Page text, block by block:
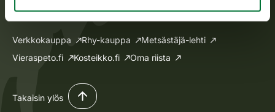
Verkkokauppa Rhy-kauppa
Metsästäjä-lehti
Vieraspeto.fi
Kosteikko.fi Oma riista
Takaisin ylös